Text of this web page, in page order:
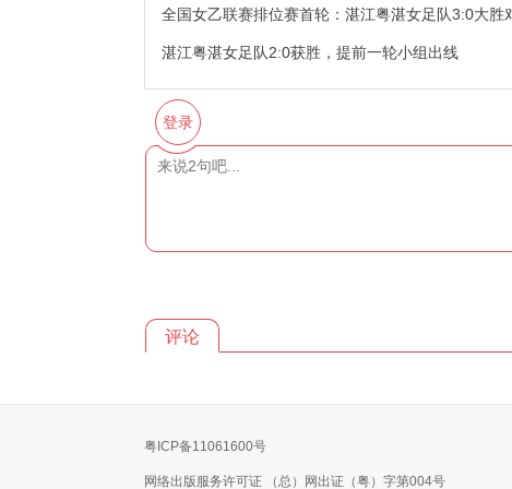
全国女乙联赛排位赛首轮：湛江粤湛女足队3:0大胜
湛江粤湛女足队2:0获胜，提前一轮小组出线
登录
评论
粤ICP备11061600号
网络出版服务许可证 （总）网出证（粤）字第004号